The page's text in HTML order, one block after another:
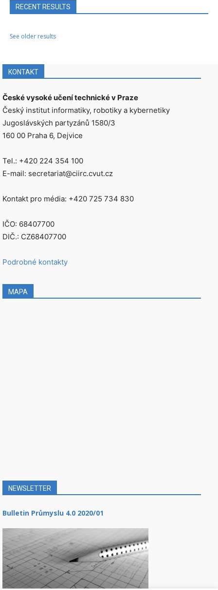
RECENT RESULTS
See older results
KONTAKT
České vysoké učení technické v Praze
Český institut informatiky, robotiky a kybernetiky
Jugoslávských partyzánů 1580/3
160 00 Praha 6, Dejvice
Tel.: +420 224 354 100
E-mail: secretariat@ciirc.cvut.cz
Kontakt pro média: +420 725 734 830
IČO: 68407700
DIČ.: CZ68407700
Podrobné kontakty
MAPA
NEWSLETTER
Bulletin Průmyslu 4.0 2020/01